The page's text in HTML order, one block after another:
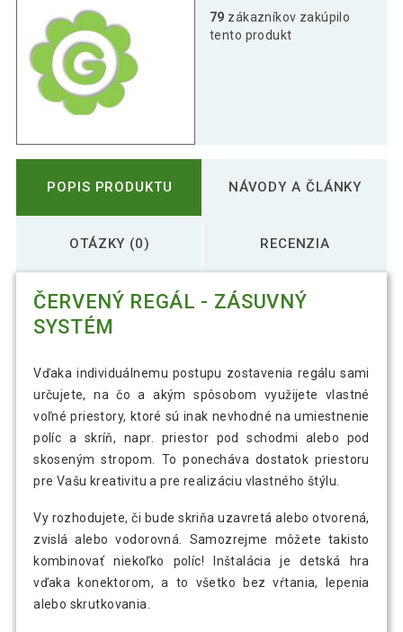
79 zákazníkov zakúpilo
tento produkt
POPIS PRODUKTU NÁVODY A ČLÁNKY
OTÁZKY (0) RECENZIA
ČERVENÝ REGÁL - ZÁSUVNÝ
SYSTÉM
Vďaka individuálnemu postupu zostavenia regálu sami
určujete, na čo a akým spôsobom využijete vlastné
voľné priestory, ktoré sú inak nevhodné na umiestnenie
políc a skríň, napr. priestor pod schodmi alebo pod
skoseným stropom. To ponecháva dostatok priestoru
pre Vašu kreativitu a pre realizáciu vlastného štýlu.
Vy rozhodujete, či bude skriňa uzavretá alebo otvorená,
zvislá alebo vodorovná. Samozrejme môžete takisto
kombinovať niekoľko políc! Inštalácia je detská hra
vďaka konektorom, a to všetko bez vŕtania, lepenia
alebo skrutkovania.